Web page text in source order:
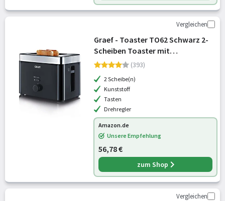
Vergleichen
Graef - Toaster TO62 Schwarz 2-
Scheiben Toaster mit
Brötchenaufsatz,
Brotscheibenzentrierung und
Krümelschublade
(393)
2 Scheibe(n)
Kunststoff
Tasten
Drehregler
Amazon.de
Unsere Empfehlung
56,78 €
zum Shop
Vergleichen